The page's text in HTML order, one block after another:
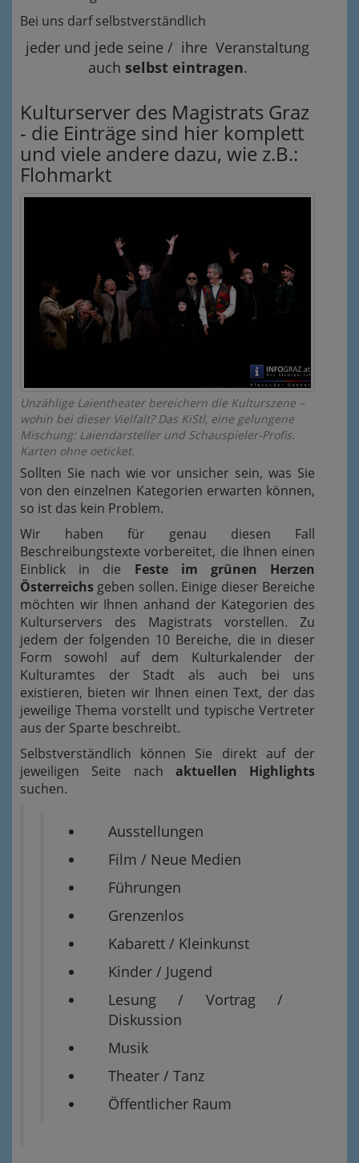
Bei uns darf selbstverständlich
jeder und jede seine / ihre Veranstaltung
auch selbst eintragen.
Kulturserver des Magistrats Graz
- die Einträge sind hier komplett
und viele andere dazu, wie z.B.:
Flohmarkt
Unzählige Laientheater bereichern die Kulturszene –
wohin bei dieser Vielfalt? Das KiStl, eine gelungene
Mischung: Laiendarsteller und Schauspieler-Profis.
Karten ohne oeticket.
Sollten Sie nach wie vor unsicher sein, was Sie
von den einzelnen Kategorien erwarten können,
so ist das kein Problem.
Wir haben für genau diesen Fall
Beschreibungstexte vorbereitet, die Ihnen einen
Einblick in die Feste im grünen Herzen
Österreichs geben sollen. Einige dieser Bereiche
möchten wir Ihnen anhand der Kategorien des
Kulturservers des Magistrats vorstellen. Zu
jedem der folgenden 10 Bereiche, die in dieser
Form sowohl auf dem Kulturkalender der
Kulturamtes der Stadt als auch bei uns
existieren, bieten wir Ihnen einen Text, der das
jeweilige Thema vorstellt und typische Vertreter
aus der Sparte beschreibt.
Selbstverständlich können Sie direkt auf der
jeweiligen Seite nach aktuellen Highlights
suchen.
Ausstellungen
Film / Neue Medien
Führungen
Grenzenlos
Kabarett / Kleinkunst
Kinder / Jugend
Lesung / Vortrag /
Diskussion
Musik
Theater / Tanz
Öffentlicher Raum